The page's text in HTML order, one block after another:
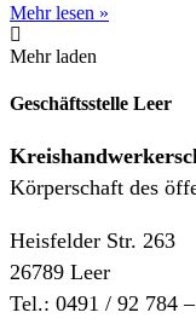
Mehr lesen »
Mehr laden
Geschäftsstelle Leer
Körperschaft des
Heisfelder Str. 263
26789 Leer
Tel.: 0491 / 92 784